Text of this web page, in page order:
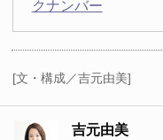
クナンバー
[文・構成／吉元由美]
吉元由美